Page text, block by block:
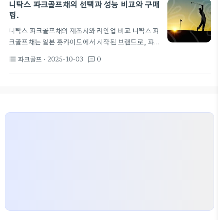
수지 재질의 채가 주류를 이뤄 초보자 층의 접근성을
한 재질과 설계로 발전해 왔다. 초기에는 나무로 만드
는 전통적 형태가 일반적이었지만, 오늘날에는 합성
수지와 경량 소재가 많이 쓰인다. 이에 따라 균형감과
니탁스 파크골프채의 선택과 성능 비교와 구매
팁.
니탁스 파크골프채의 제조사와 라인업 비교 니탁스 파
크골프채는 일본 훗카이도에서 시작된 브랜드로, 파
전통 브랜드이며 혼마, 미즈노, 아식스 등 일본의 여
러 브랜드와 함께 경쟁해 왔다. 국내 시장에서 국산과
format_list_bulleted 파크골프 · 2025-10-03 textsms 0